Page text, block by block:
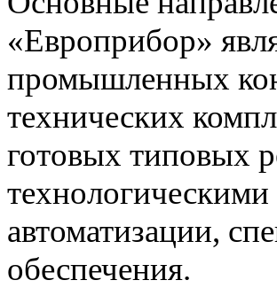
«Европрибор»
промышленных
технических
готовых типовых
автоматизации,
обеспечения.